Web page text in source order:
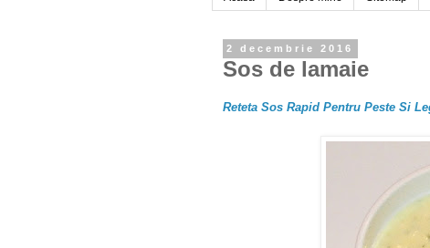
2 decembrie 2016
Sos de lamaie
Reteta Sos Rapid Pentru Peste Si